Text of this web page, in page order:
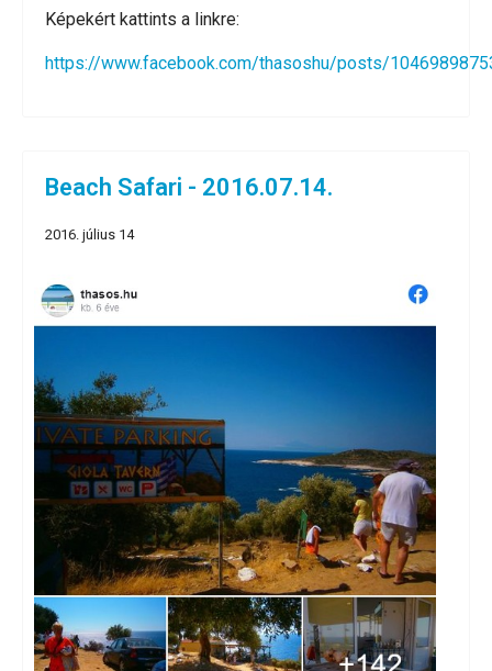
Képekért kattints a linkre:
https://www.facebook.com/thasoshu/posts/
Beach Safari - 2016.07.14.
2016. július 14